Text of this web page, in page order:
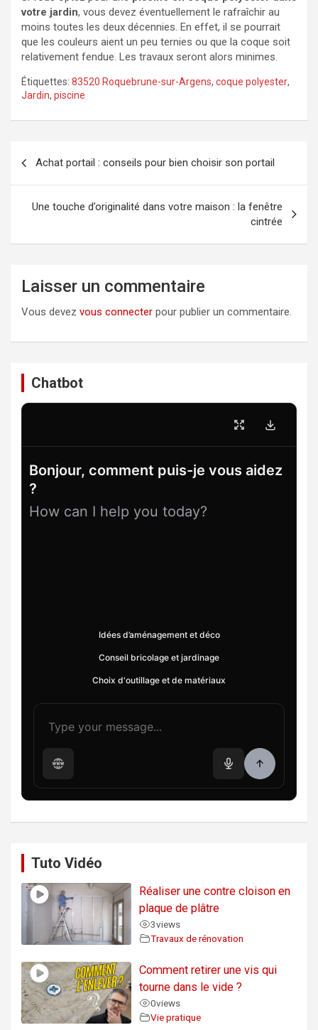
votre jardin, vous devez éventuellement le rafraîchir au
moins toutes les deux décennies. En effet, il se pourrait
que les couleurs aient un peu ternies ou que la coque soit
relativement fendue. Les travaux seront alors minimes.
Étiquettes: 83520 Roquebrune-sur-Argens, coque polyester,
Jardin, piscine
l’article
Achat portail : conseils pour bien choisir son portail
Une touche d’originalité dans votre maison : la fenêtre
cintrée
Laisser un commentaire
Vous devez vous connecter pour publier un commentaire.
Chatbot
Bonjour, comment puis-je vous aidez
?
How can I help you today?
Idées d’aménagement et déco
Conseil bricolage et jardinage
Choix d'outillage et de matériaux
Tuto Vidéo
Réaliser une contre cloison en
plaque de plâtre
3views
Travaux de rénovation
Comment retirer une vis qui
tourne dans le vide ?
0views
Vie pratique